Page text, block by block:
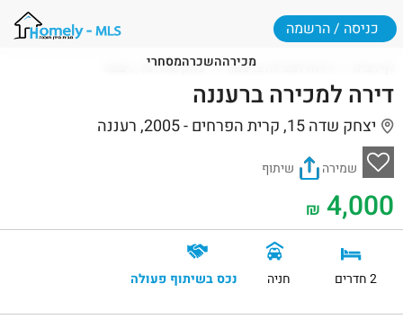
מכירההשכרהמסחרי
כניסה / הרשמה
דירות למכירה ברעננה יצחק שדה 15, רעננה
דירה למכירה ברעננה
יצחק שדה 15, קרית הפרחים - 2005, רעננה
שמירה שיתוף
4,000
₪
2 חדרים חניה נכס בשיתוף פעולה